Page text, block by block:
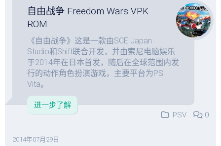
自由战争 Freedom Wars VPK
ROM
《自由战争》这是一款由SCE Japan
Studio和Shift联合开发，并由索尼电脑娱乐
于2014年在日本首发，随后在全球范围内发
行的动作角色扮演游戏，主要平台为PS
Vita。
进一步了解
PSV
0
2014年07月29日